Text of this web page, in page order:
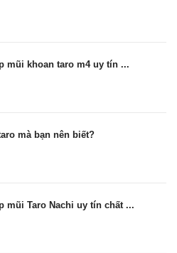
mũi khoan taro m4 uy tín ...
mà bạn nên biết?
mũi Taro Nachi uy tín chất ...